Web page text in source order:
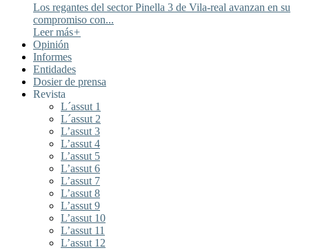
Los regantes del sector Pinella 3 de Vila-real avanzan en su
compromiso con...
Leer más+
Opinión
Informes
Entidades
Dosier de prensa
Revista
L´assut 1
L´assut 2
L’assut 3
L’assut 4
L’assut 5
L’assut 6
L’assut 7
L’assut 8
L’assut 9
L’assut 10
L’assut 11
L’assut 12